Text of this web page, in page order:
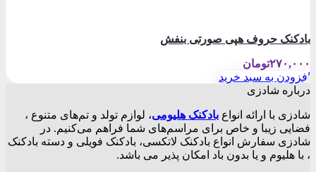
بادکنک حروف هپی صورتی بنفش
۲۷۰,۰۰۰تومان
افزودن به سبد خرید
درباره شادزی
شادزی با ارائه انواع بادکنک‌ هلیومی، لوازم تولد و تم‌های متنوع ،
فضایی زیبا و خاص برای مراسم‌های شما فراهم می‌کنیم. در
شادزی سفارش انواع بادکنک لاتکسی، بادکنک فویلی و دسته بادکنک
، با هلیوم و یا بدون باد امکان پذیر می باشد.